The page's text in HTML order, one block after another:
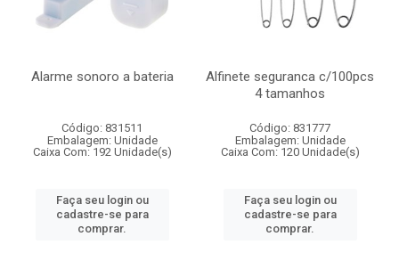
Alarme sonoro a bateria
Código: 831511
Embalagem: Unidade
Caixa Com: 192 Unidade(s)
Faça seu login ou
cadastre-se para
comprar.
Alfinete seguranca c/100pcs
4 tamanhos
Código: 831777
Embalagem: Unidade
Caixa Com: 120 Unidade(s)
Faça seu login ou
cadastre-se para
comprar.